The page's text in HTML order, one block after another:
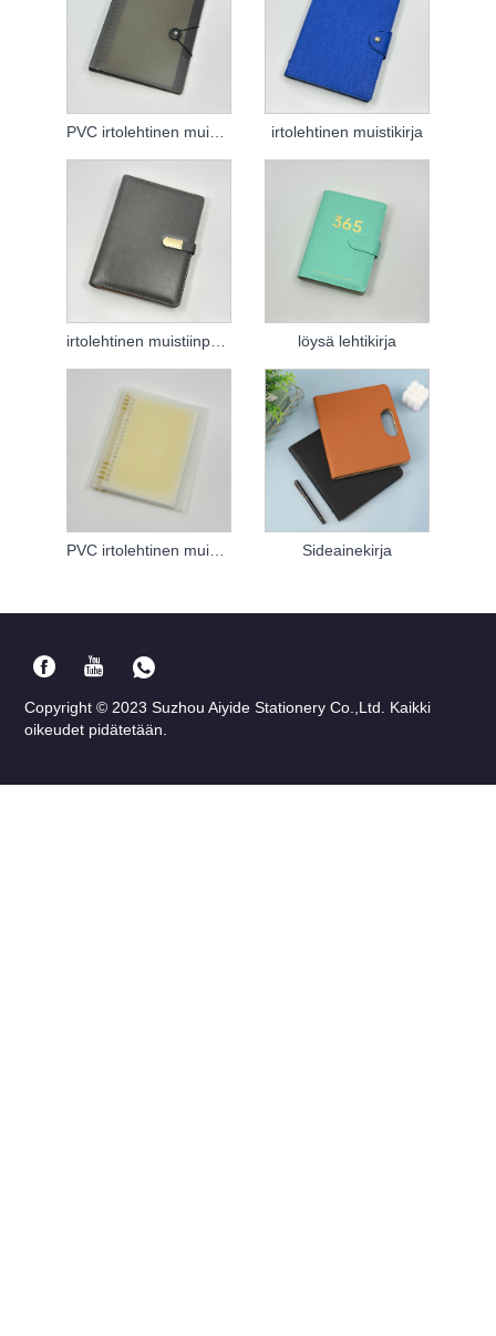
PVC irtolehtinen muistiinpano irtolehtinen muistikirja
irtolehtinen muistiinpanokirja löysä lehtikirja
PVC irtolehtinen muistikirja Sideainekirja
Copyright © 2023 Suzhou Aiyide Stationery Co.,Ltd. Kaikki
oikeudet pidätetään.